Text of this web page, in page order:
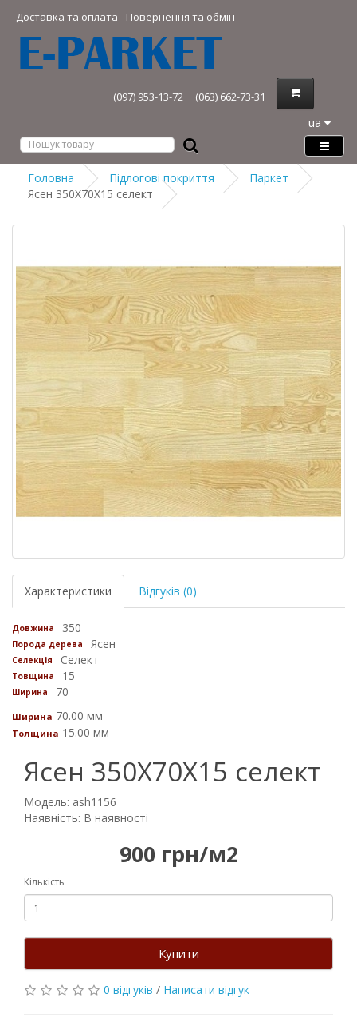
Доставка та оплата Повернення та обмін
(097) 953-13-72 (063) 662-73-31
ua
Головна Підлогові покриття
Паркет
Ясен 350Х70Х15 селект
Характеристики Відгуків (0)
Довжина 350
Порода дерева Ясен
Селекція Селект
Товщина 15
Ширина 70
Ширина 70.00 мм
Толщина 15.00 мм
Ясен 350Х70Х15 селект
Модель: ash1156
Наявність: В наявності
900 грн/м2
Кількість
Купити
0 відгуків / Написати відгук